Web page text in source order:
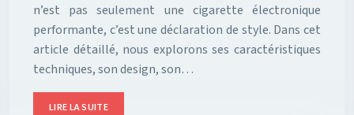
n’est pas seulement une cigarette électronique
performante, c’est une déclaration de style. Dans cet
article détaillé, nous explorons ses caractéristiques
techniques, son design, son…
LIRE LA SUITE